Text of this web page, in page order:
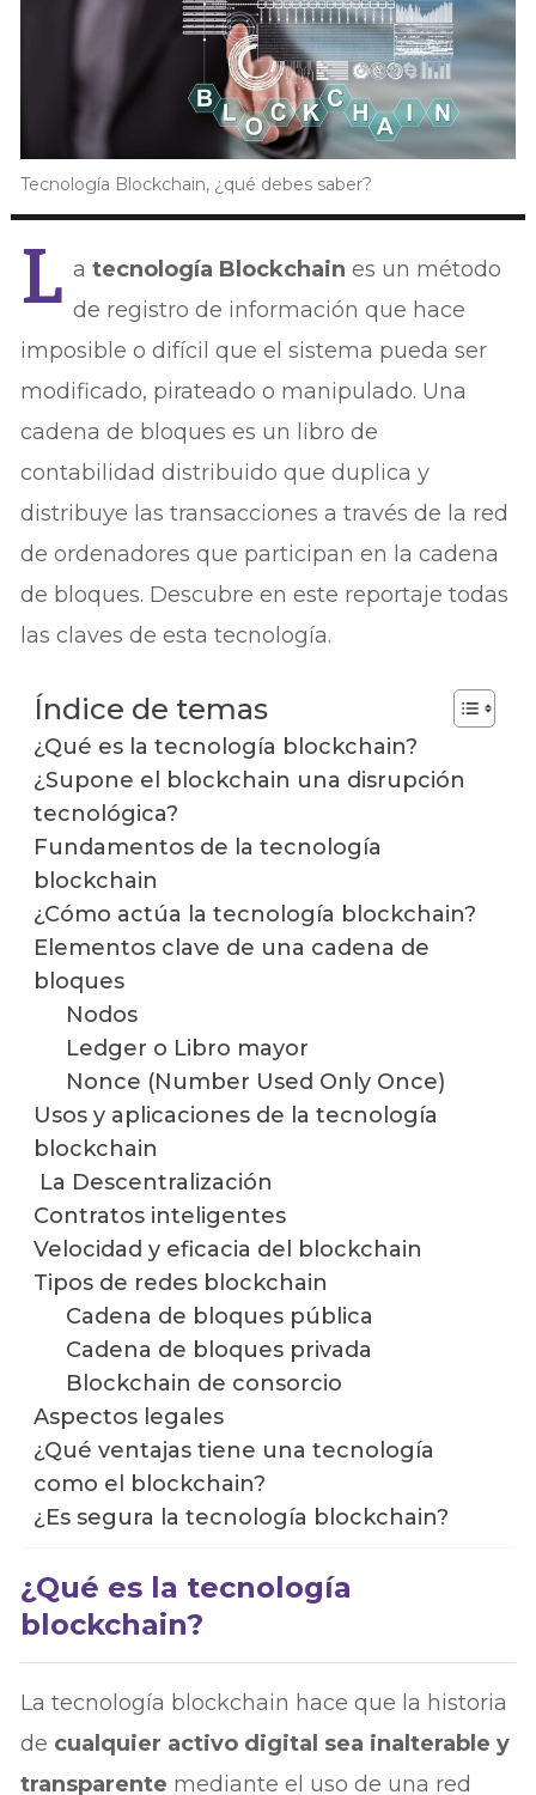
Tecnología Blockchain, ¿qué debes saber?
L atecnología Blockchaines un método
de registro de información que hace
imposible o difícil que el sistema pueda ser
modificado, pirateado o manipulado. Una
cadena de bloques es un libro de
contabilidad distribuido que duplica y
distribuye las transacciones a través de la red
de ordenadores que participan en la cadena
de bloques. Descubre en este reportaje todas
las claves de esta tecnología.
Índice de temas
¿Qué es la tecnología blockchain?
¿Supone el blockchain una disrupción
tecnológica?
Fundamentos de la tecnología
blockchain
¿Cómo actúa la tecnología blockchain?
Elementos clave de una cadena de
bloques
Nodos
Ledger o Libro mayor
Nonce (Number Used Only Once)
Usos y aplicaciones de la tecnología
blockchain
La Descentralización
Contratos inteligentes
Velocidad y eficacia del blockchain
Tipos de redes blockchain
Cadena de bloques pública
Cadena de bloques privada
Blockchain de consorcio
Aspectos legales
¿Qué ventajas tiene una tecnología
como el blockchain?
¿Es segura la tecnología blockchain?
¿Qué es la tecnología
blockchain?
La tecnología blockchain hace que la historia
de cualquier activo digital sea inalterable y
transparente mediante el uso de una red